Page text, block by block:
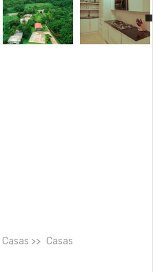
Casas
Casas